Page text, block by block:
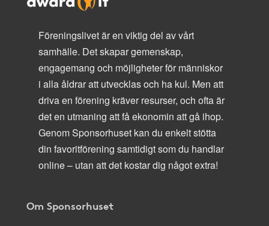
Föreningslivet är en viktig del av vårt
samhälle. Det skapar gemenskap,
engagemang och möjligheter för människor
i alla åldrar att utvecklas och ha kul. Men att
driva en förening kräver resurser, och ofta är
det en utmaning att få ekonomin att gå ihop.
Genom Sponsorhuset kan du enkelt stötta
din favoritförening samtidigt som du handlar
online – utan att det kostar dig något extra!
Om Sponsorhuset